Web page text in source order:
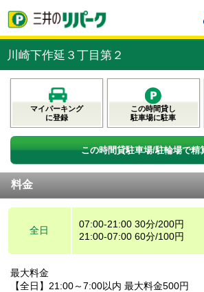
川崎下作延３丁目第２
マイパーキング
に登録
この時間貸し
駐車場に駐車
この時間貸駐車場/駐輪場で精
料金
全日
07:00-21:00 30分/200円
21:00-07:00 60分/100円
最大料金
【全日】21:00～7:00以内 最大料金500円